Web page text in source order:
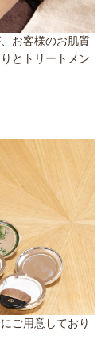
お客様のお肌質
とトリートメン
ご用意しており